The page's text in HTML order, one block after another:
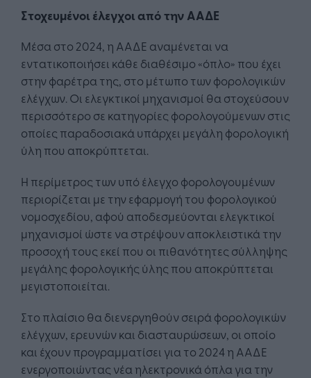
Στοχευμένοι έλεγχοι από την ΑΑΔΕ
Μέσα στο 2024, η ΑΑΔΕ αναμένεται να
εντατικοποιήσει κάθε διαθέσιμο «όπλο» που έχει
στην φαρέτρα της, στο μέτωπο των φορολογικών
ελέγχων. Οι ελεγκτικοί μηχανισμοί θα στοχεύσουν
περισσότερο σε κατηγορίες φορολογούμενων στις
οποίες παραδοσιακά υπάρχει μεγάλη φορολογική
ύλη που αποκρύπτεται.
Η περίμετρος των υπό έλεγχο φορολογουμένων
περιορίζεται με την εφαρμογή του φορολογικού
νομοσχεδίου, αφού αποδεσμεύονται ελεγκτικοί
μηχανισμοί ώστε να στρέψουν αποκλειστικά την
προσοχή τους εκεί που οι πιθανότητες σύλληψης
μεγάλης φορολογικής ύλης που αποκρύπτεται
μεγιστοποιείται.
Στο πλαίσιο θα διενεργηθούν σειρά φορολογικών
ελέγχων, ερευνών και διασταυρώσεων, οι οποίο
και έχουν προγραμματίσει για το 2024 η ΑΑΔΕ
ενεργοποιώντας νέα ηλεκτρονικά όπλα για την